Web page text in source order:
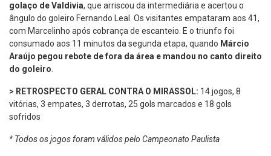
golaço de Valdivia, que arriscou da intermediária e acertou o
ângulo do goleiro Fernando Leal. Os visitantes empataram aos 41,
com Marcelinho após cobrança de escanteio. E o triunfo foi
consumado aos 11 minutos da segunda etapa, quando Márcio
Araújo pegou rebote de fora da área e mandou no canto direito
do goleiro
> RETROSPECTO GERAL CONTRA O MIRASSOL: 14 jogos, 8
vitórias, 3 empates, 3 derrotas, 25 gols marcados e 18 gols
sofridos
* Todos os jogos foram válidos pelo Campeonato Paulista